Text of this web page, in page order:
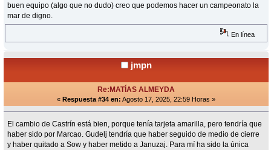
buen equipo (algo que no dudo) creo que podemos hacer un campeonato la
mar de digno.
En línea
jmpn
Re:MATÍAS ALMEYDA
« Respuesta #34 en: Agosto 17, 2025, 22:59 Horas »
El cambio de Castrín está bien, porque tenía tarjeta amarilla, pero tendría que
haber sido por Marcao. Gudelj tendría que haber seguido de medio de cierre
y haber quitado a Sow y haber metido a Januzaj. Para mí ha sido la única